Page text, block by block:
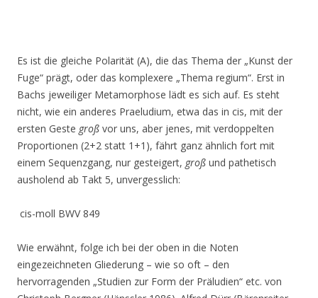
Es ist die gleiche Polarität (A), die das Thema der „Kunst der
Fuge“ prägt, oder das komplexere „Thema regium“. Erst in
Bachs jeweiliger Metamorphose lädt es sich auf. Es steht
nicht, wie ein anderes Praeludium, etwa das in cis, mit der
ersten Geste groß vor uns, aber jenes, mit verdoppelten
Proportionen (2+2 statt 1+1), fährt ganz ähnlich fort mit
einem Sequenzgang, nur gesteigert, groß und pathetisch
ausholend ab Takt 5, unvergesslich:
cis-moll BWV 849
Wie erwähnt, folge ich bei der oben in die Noten
eingezeichneten Gliederung – wie so oft – den
hervorragenden „Studien zur Form der Präludien“ etc. von